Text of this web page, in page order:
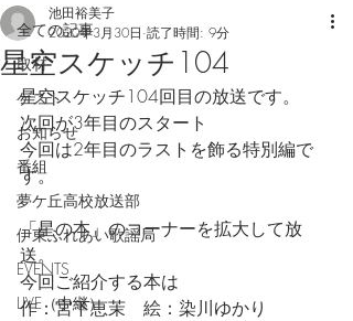
全ての記事
取材
ゲスト
お知らせ
番組
夢ケ丘高校放送部
伊東ふれあい歌謡局
EVENTS
LIVE（中継）
星空スケッチ104
池田裕美子
2020年3月30日 読了時間: 9分
星空スケッチ104回目の放送です。
次回が3年目のスタート
今回は2年目のラストを飾る特別編で
す。
「星の本」のコーナーを拡大して放
送。
今回ご紹介する本は
作：宮下恵茉　絵：染川ゆかり